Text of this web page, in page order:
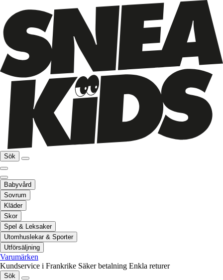
Sök
Babyvård
Sovrum
Kläder
Skor
Spel & Leksaker
Utomhuslekar & Sporter
Utförsäljning
Varumärken
Kundservice i Frankrike Säker betalning Enkla returer
Sök